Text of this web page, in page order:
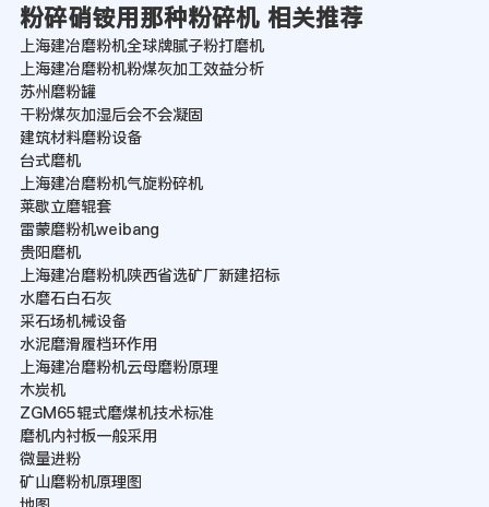
粉碎硝铵用那种粉碎机 相关推荐
上海建冶磨粉机全球牌腻子粉打磨机
上海建冶磨粉机粉煤灰加工效益分析
苏州磨粉罐
干粉煤灰加湿后会不会凝固
建筑材料磨粉设备
台式磨机
上海建冶磨粉机气旋粉碎机
莱歇立磨辊套
雷蒙磨粉机weibang
贵阳磨机
上海建冶磨粉机陕西省选矿厂新建招标
水磨石白石灰
采石场机械设备
水泥磨滑履档环作用
上海建冶磨粉机云母磨粉原理
木炭机
ZGM65辊式磨煤机技术标准
磨机内衬板一般采用
微量进粉
矿山磨粉机原理图